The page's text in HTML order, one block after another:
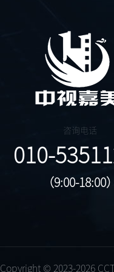
咨询电话
010-
（9:00-18:00）
Copyright © 2023-2026